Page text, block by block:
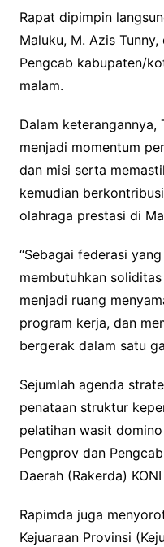
Rapat dipimpin
Maluku, M. Azis
Pengcab kabupaten/
malam.
Dalam keterangannya,
menjadi momentum
dan misi serta
kemudian
olahraga prestasi di
“Sebagai federasi
membutuhkan
menjadi ruang
program kerja, dan
bergerak dalam satu
Sejumlah agenda
penataan struktur
pelatihan wasit
Pengprov dan
Daerah (Rakerda)
Rapimda juga
Kejuaraan Provinsi